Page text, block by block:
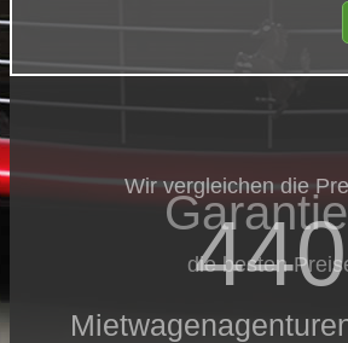
Wir vergleichen die
440
die besten